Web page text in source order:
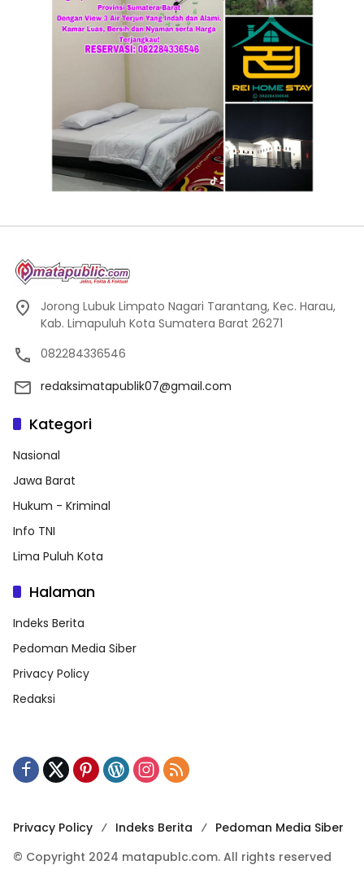
Jorong Lubuk Limpato Nagari Tarantang, Kec. Harau,
Kab. Limapuluh Kota Sumatera Barat 26271
082284336546
redaksimatapublik07@gmail.com
Kategori
Nasional
Jawa Barat
Hukum - Kriminal
Info TNI
Lima Puluh Kota
Halaman
Indeks Berita
Pedoman Media Siber
Privacy Policy
Redaksi
Privacy Policy Indeks Berita
Pedoman Media Siber
© Copyright 2024 matapublc.com. All rights reserved